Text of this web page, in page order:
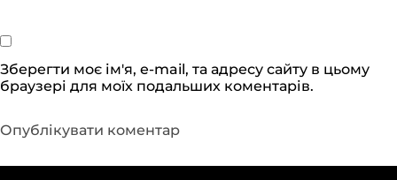
Зберегти моє ім'я, e-mail, та адресу сайту в цьому
браузері для моїх подальших коментарів.